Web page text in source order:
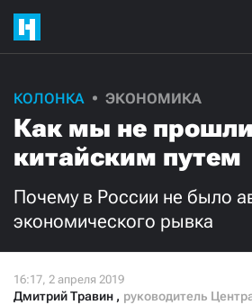
КОЛОНКА ЭКОНОМИКА
Как мы не прошли
китайским путем
Почему в России не было
экономического рывка
Дмитрий Травин , руководитель
нашу
Ежемесячно
3000
500